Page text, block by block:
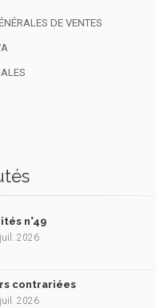
DE VENTES
n°49
2026
contrariées
2026